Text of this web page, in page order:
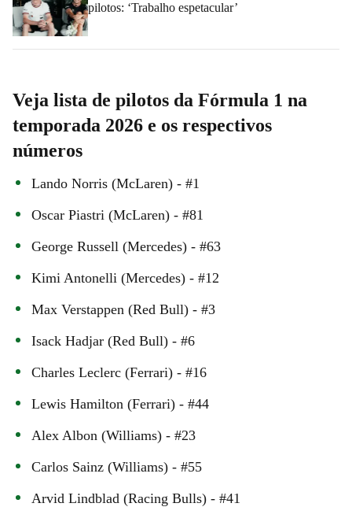
pilotos: ‘Trabalho espetacular’
Veja lista de pilotos da Fórmula 1 na
temporada 2026 e os respectivos
números
Lando Norris (McLaren) - #1
Oscar Piastri (McLaren) - #81
George Russell (Mercedes) - #63
Kimi Antonelli (Mercedes) - #12
Max Verstappen (Red Bull) - #3
Isack Hadjar (Red Bull) - #6
Charles Leclerc (Ferrari) - #16
Lewis Hamilton (Ferrari) - #44
Alex Albon (Williams) - #23
Carlos Sainz (Williams) - #55
Arvid Lindblad (Racing Bulls) - #41